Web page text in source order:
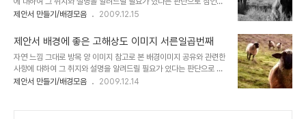
생각을 밝혀 놓았습니다. 어떤 내용인지 한번 보시길 부탁드립니다. (_
_) 내용은 그리 길지 않습니다. ^^ 이미지 출처: interfacelift.com
☆ ▣..
추가합니다. 처음 제안서와 관련한 포스팅을 주제로 설정하고 블로그
되는 요소가 있었습니다. 이에 대한 내용을 처음 "제안서 배경에 좋은
이미지"라는 시리즈 제목으로 이미지들을 올리기 시작하면서 그 첫번
째 글 "제안서 배경에 좋은 고해상도 이미지 하나"에서 저의 생각을 밝
혀 놓았습니다. 어떤 내용인지 한번 보시길 부탁드립니다. (_ _) 내용
은 그리 길지 않습니다. ^^ 이미지 출처: interfacelift.com ▣ 멋진
제안서 만들기/배경모음 2009.12.15
제안서 배경에 좋은 고해상도 이미지 서른일곱번째
자연 느낌 그대로 방목 양 이미지 참고로 본 배경이미지 공유와 관련한
사항에 대하여 그 취지와 설명을 알려드릴 필요가 있다는 판단으로 첨
언을 추가합니다. 처음 제안서와 관련한 포스팅을 주제로 설정하고 블
제안서 만들기/배경모음 2009.12.14